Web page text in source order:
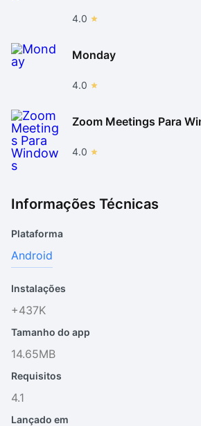
4.0
Monday
4.0
Zoom Meetings Para
4.0
Informações Técnicas
Plataforma
Android
Instalações
+437K
Tamanho do app
14.65MB
Requisitos
4.1
Lançado em